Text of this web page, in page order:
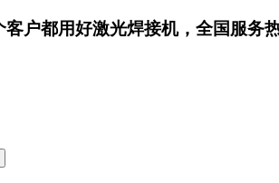
户都用好激光焊接机，全国服务